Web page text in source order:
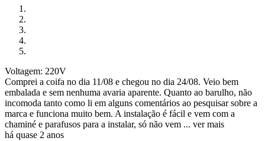
Voltagem: 220V
Comprei a coifa no dia 11/08 e chegou no dia 24/08. Veio bem
embalada e sem nenhuma avaria aparente. Quanto ao barulho, não
incomoda tanto como li em alguns comentários ao pesquisar sobre a
marca e funciona muito bem. A instalação é fácil e vem com a
chaminé e parafusos para a instalar, só não vem ... ver mais
há quase 2 anos